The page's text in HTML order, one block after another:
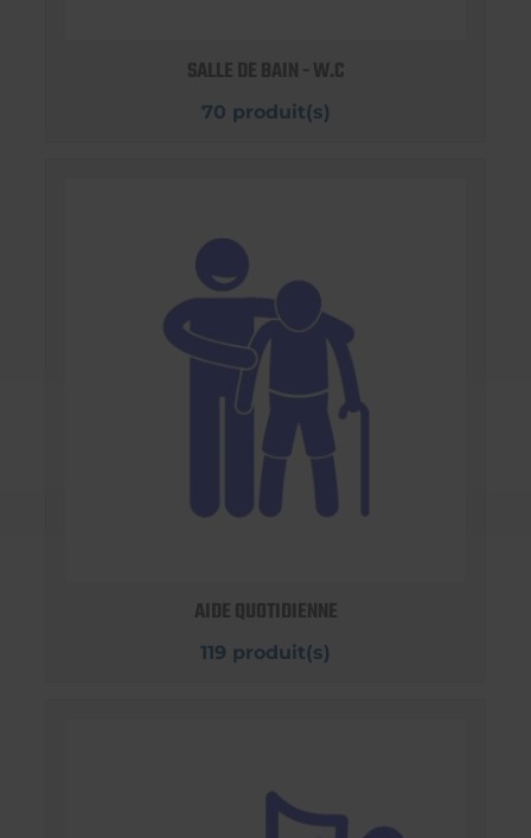
SALLE DE BAIN - W.C
70 produit(s)
AIDE QUOTIDIENNE
119 produit(s)